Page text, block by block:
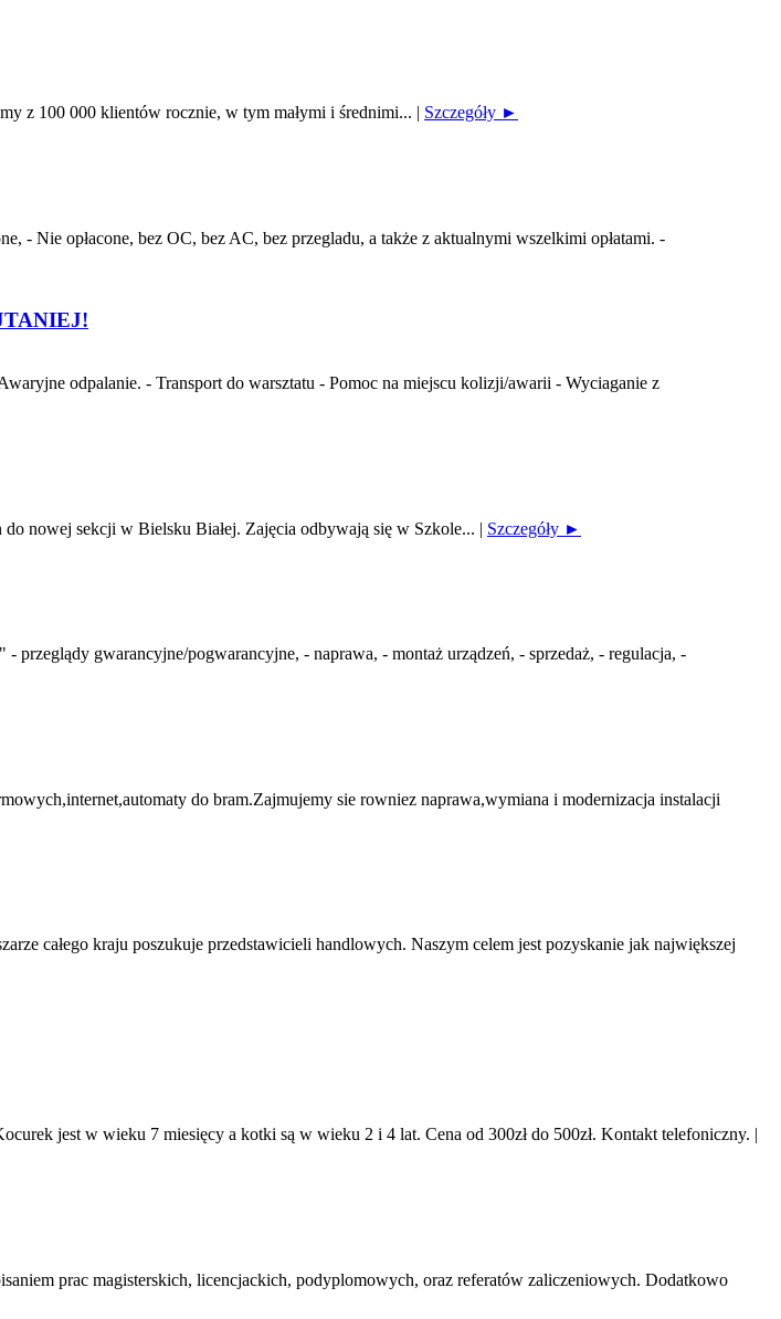
z 100 000 klientów rocznie, w tym małymi i średnimi... | Szczegóły ►
- Nie opłacone, bez OC, bez AC, bez przegladu, a także z aktualnymi wszelkimi opłatami. -
odpalanie. - Transport do warsztatu - Pomoc na miejscu kolizji/awarii - Wyciaganie z
nowej sekcji w Bielsku Białej. Zajęcia odbywają się w Szkole... | Szczegóły ►
gwarancyjne/pogwarancyjne, - naprawa, - montaż urządzeń, - sprzedaż, - regulacja, -
do bram.Zajmujemy sie rowniez naprawa,wymiana i modernizacja instalacji
całego kraju poszukuje przedstawicieli handlowych. Naszym celem jest pozyskanie jak największej
jest w wieku 7 miesięcy a kotki są w wieku 2 i 4 lat. Cena od 300zł do 500zł. Kontakt telefoniczny. |
prac magisterskich, licencjackich, podyplomowych, oraz referatów zaliczeniowych. Dodatkowo